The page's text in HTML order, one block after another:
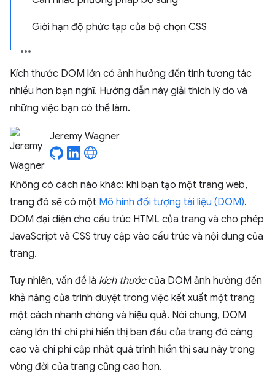
Giới hạn độ phức tạp của bộ chọn CSS
Kích thước DOM lớn có ảnh hưởng đến tính tương tác
nhiều hơn bạn nghĩ. Hướng dẫn này giải thích lý do và
những việc bạn có thể làm.
Jeremy Wagner
Không có cách nào khác: khi bạn tạo một trang web,
trang đó sẽ có một Mô hình đối tượng tài liệu (DOM).
DOM đại diện cho cấu trúc HTML của trang và cho phép
JavaScript và CSS truy cập vào cấu trúc và nội dung của
trang.
Tuy nhiên, vấn đề là kích thướccủa DOM ảnh hưởng đến
khả năng của trình duyệt trong việc kết xuất một trang
một cách nhanh chóng và hiệu quả. Nói chung, DOM
càng lớn thì chi phí hiển thị ban đầu của trang đó càng
cao và chi phí cập nhật quá trình hiển thị sau này trong
vòng đời của trang cũng cao hơn.